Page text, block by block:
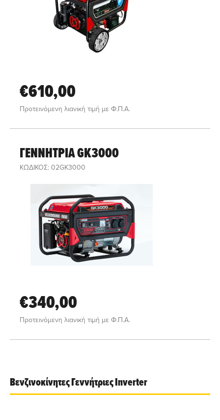
€610,00
Προτεινόμενη λιανική τιμή με Φ.Π.Α.
ΓΕΝΝΗΤΡΙΑ GK3000
ΚΩΔΙΚΟΣ: 02GK3000
€340,00
Προτεινόμενη λιανική τιμή με Φ.Π.Α.
Βενζινοκίνητες Γεννήτριες Inverter